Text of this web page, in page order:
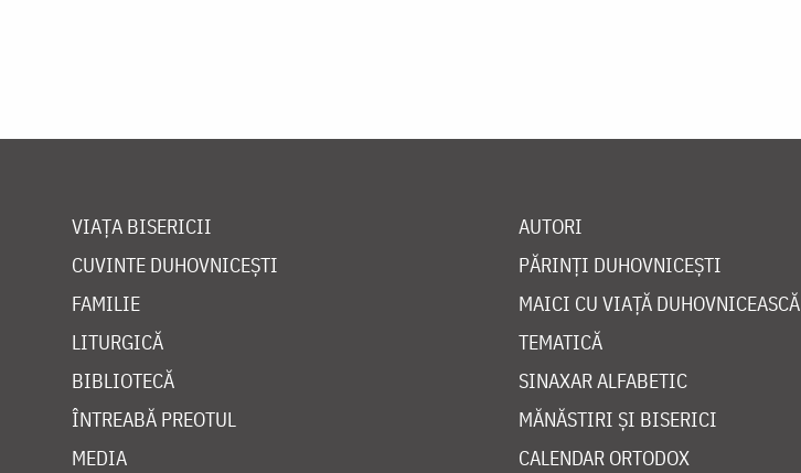
VIAȚA BISERICII
CUVINTE DUHOVNICEȘTI
FAMILIE
LITURGICĂ
BIBLIOTECĂ
ÎNTREABĂ PREOTUL
MEDIA
AUTORI
PĂRINȚI DUHOVNICEȘTI
MAICI CU VIAȚĂ DUHOVNICEASCĂ
TEMATICĂ
SINAXAR ALFABETIC
MĂNĂSTIRI ȘI BISERICI
CALENDAR ORTODOX